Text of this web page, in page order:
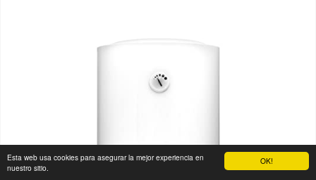
OK!
Esta web usa cookies para asegurar la mejor experiencia en
nuestro sitio.